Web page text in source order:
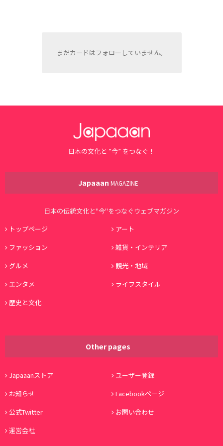
まだカードはフォローしていません。
日本の文化と ”今” をつなぐ！
Japaaan MAGAZINE
日本の伝統文化と"今"をつなぐウェブマガジン
トップページ
アート
ファッション
雑貨・インテリア
グルメ
観光・地域
エンタメ
ライフスタイル
歴史と文化
Other pages
Japaaanストア
ユーザー登録
お知らせ
Facebookページ
公式Twitter
お問い合わせ
運営会社